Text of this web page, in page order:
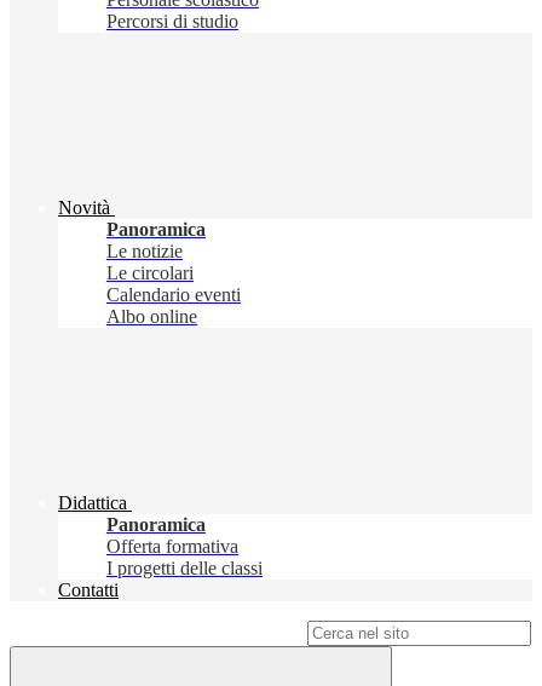
Percorsi di studio
Novità
Panoramica
Le notizie
Le circolari
Calendario eventi
Albo online
Didattica
Panoramica
Offerta formativa
I progetti delle classi
Contatti